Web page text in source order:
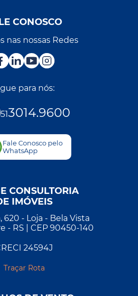
CONOSCO
nas nossas Redes
para nós:
513014.9600
Fale Conosco pelo
WhatsApp
CONSULTORIA
IMÓVEIS
620 - Loja - Bela Vista
- RS | CEP 90450-140
24594J
Traçar Rota